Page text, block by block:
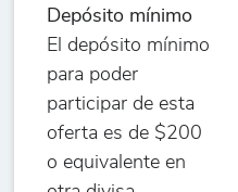
Depósito mínimo
El depósito mínimo
para poder
participar de esta
oferta es de $200
o equivalente en